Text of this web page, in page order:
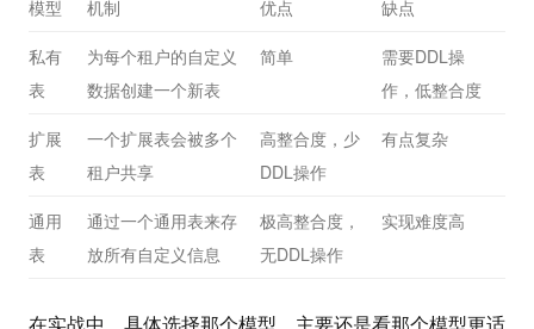
模型 机制 优点 缺点
私有
表
为每个租户的自定义
数据创建一个新表
简单
需要DDL操
作，低整合度
扩展
表
一个扩展表会被多个
租户共享
高整合度，少
DDL操作
有点复杂
通用
表
通过一个通用表来存
放所有自定义信息
极高整合度，
无DDL操作
实现难度高
在实战中，具体选择那个模型，主要还是看那个模型更适